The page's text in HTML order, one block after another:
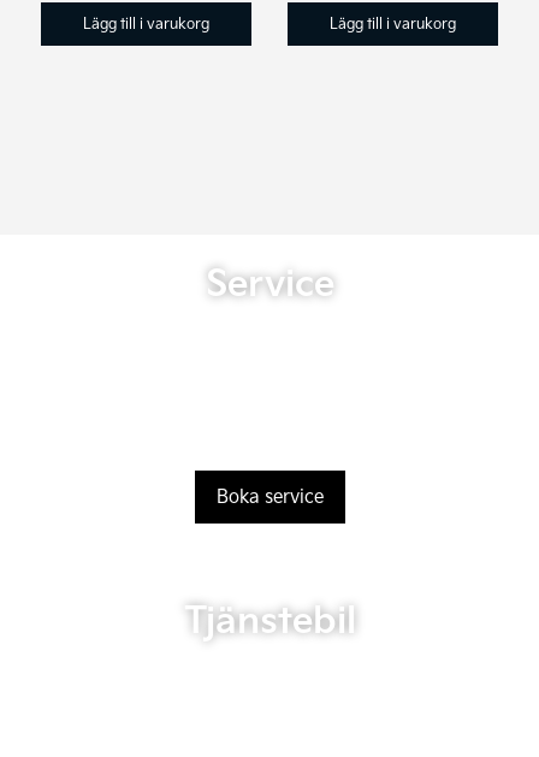
Lägg till i varukorg Lägg till i varukorg
Service
Boka service
Tjänstebil